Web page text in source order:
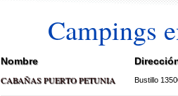
Campings
Nombre
CABAÑAS PUERTO PETUNIA
Bustillo